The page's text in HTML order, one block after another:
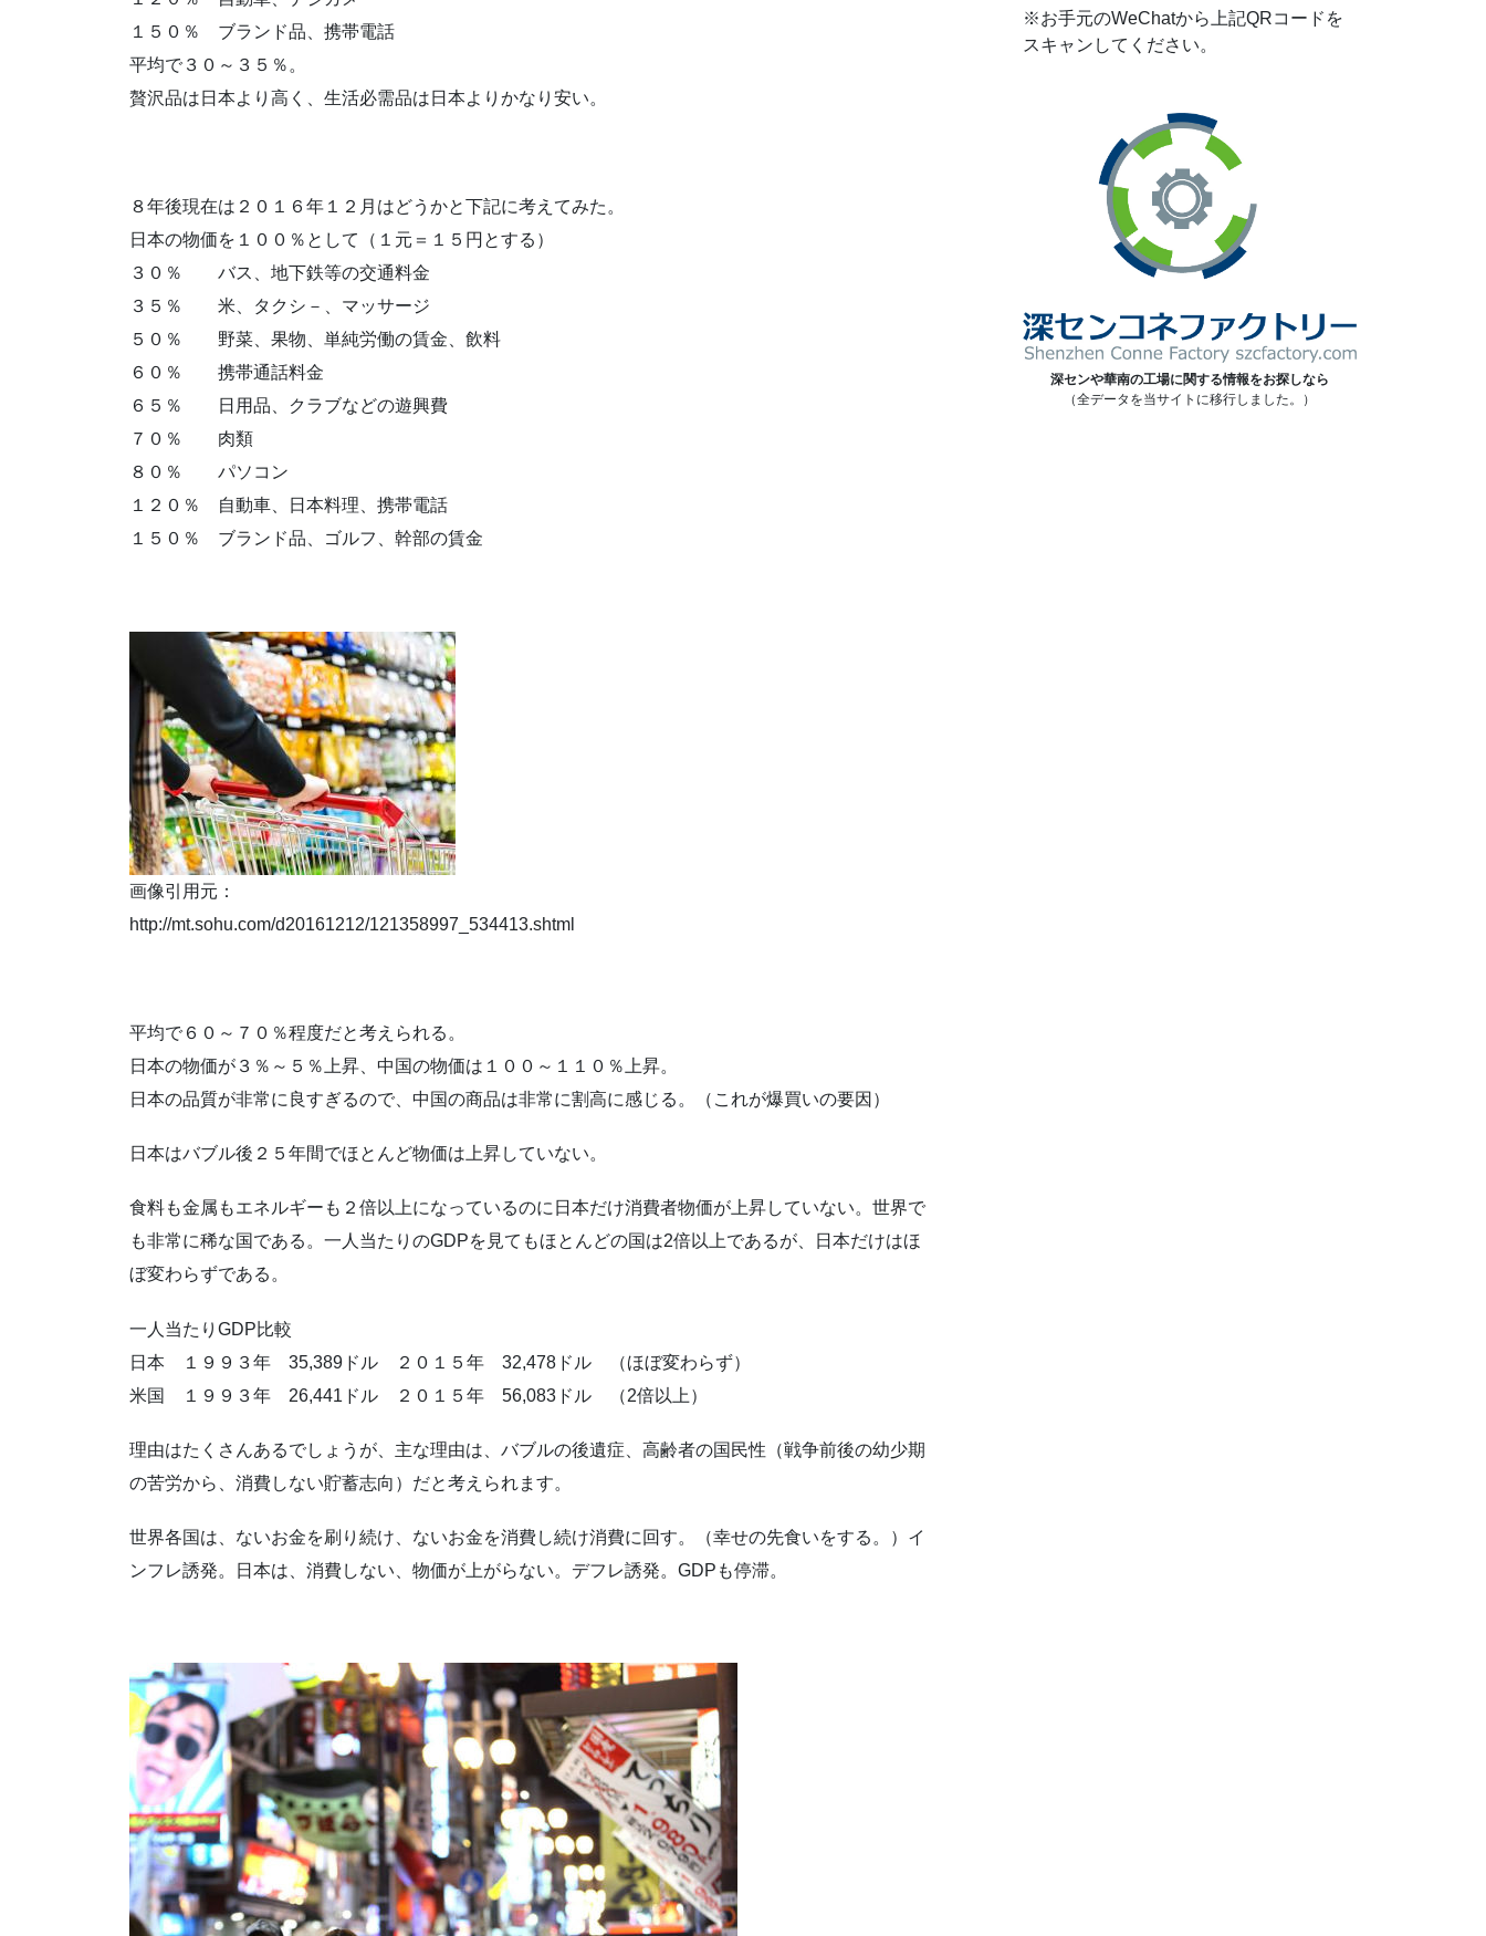
１５０％ ブランド品、携帯電話
平均で３０～３５％。
贅沢品は日本より高く、生活必需品は日本よりかなり安い。
８年後現在は２０１６年１２月はどうかと下記に考えてみた。
日本の物価を１００％として（１元＝１５円とする）
３０％ バス、地下鉄等の交通料金
３５％ 米、タクシ－、マッサージ
５０％ 野菜、果物、単純労働の賃金、飲料
６０％ 携帯通話料金
６５％ 日用品、クラブなどの遊興費
７０％ 肉類
８０％ パソコン
１２０％ 自動車、日本料理、携帯電話
１５０％ ブランド品、ゴルフ、幹部の賃金
画像引用元：
http://mt.sohu.com/d20161212/121358997_534413.shtml
平均で６０～７０％程度だと考えられる。
日本の物価が３％～５％上昇、中国の物価は１００～１１０％上昇。
日本の品質が非常に良すぎるので、中国の商品は非常に割高に感じる。（これが爆買いの要因）
日本はバブル後２５年間でほとんど物価は上昇していない。
食料も金属もエネルギーも２倍以上になっているのに日本だけ消費者物価が上昇していない。世界で
も非常に稀な国である。一人当たりのGDPを見てもほとんどの国は2倍以上であるが、日本だけはほ
ぼ変わらずである。
一人当たりGDP比較
日本 １９９３年 35,389ドル ２０１５年 32,478ドル （ほぼ変わらず）
米国 １９９３年 26,441ドル ２０１５年 56,083ドル （2倍以上）
理由はたくさんあるでしょうが、主な理由は、バブルの後遺症、高齢者の国民性（戦争前後の幼少期
の苦労から、消費しない貯蓄志向）だと考えられます。
世界各国は、ないお金を刷り続け、ないお金を消費し続け消費に回す。（幸せの先食いをする。）イ
ンフレ誘発。日本は、消費しない、物価が上がらない。デフレ誘発。GDPも停滞。
※お手元のWeChatから上記QRコードを
スキャンしてください。
深センや華南の工場に関する情報をお探しなら
（全データを当サイトに移行しました。）